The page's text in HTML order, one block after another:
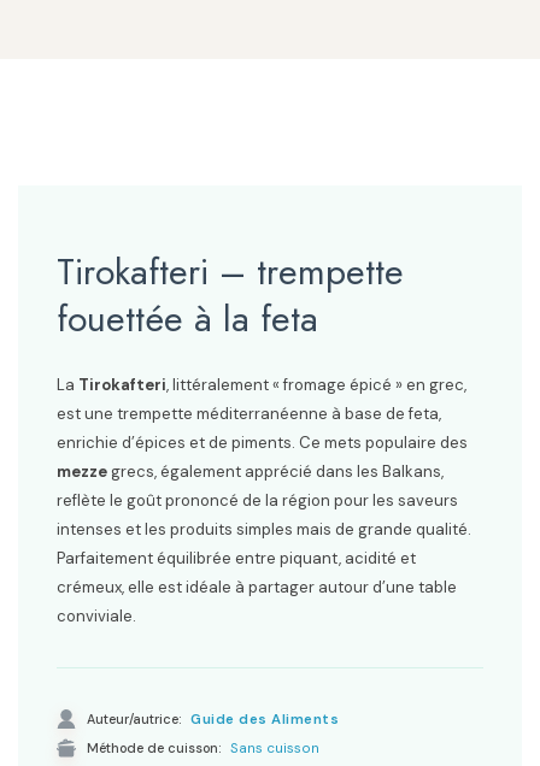
Tirokafteri – trempette
fouettée à la feta
La Tirokafteri, littéralement « fromage épicé » en grec,
est une trempette méditerranéenne à base de feta,
enrichie d’épices et de piments. Ce mets populaire des
mezzegrecs, également apprécié dans les Balkans,
reflète le goût prononcé de la région pour les saveurs
intenses et les produits simples mais de grande qualité.
Parfaitement équilibrée entre piquant, acidité et
crémeux, elle est idéale à partager autour d’une table
conviviale.
Auteur/autrice: Guide des Aliments
Méthode de cuisson: Sans cuisson